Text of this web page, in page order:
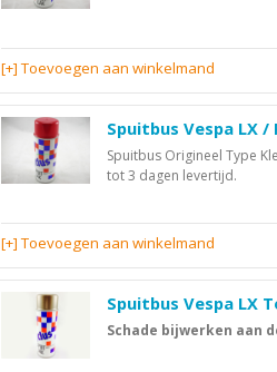
[+] Toevoegen aan winkelmand
Spuitbus Vespa LX /
Spuitbus Origineel Type
tot 3 dagen levertijd.
[+] Toevoegen aan winkelmand
Spuitbus Vespa LX
Schade bijwerken aan